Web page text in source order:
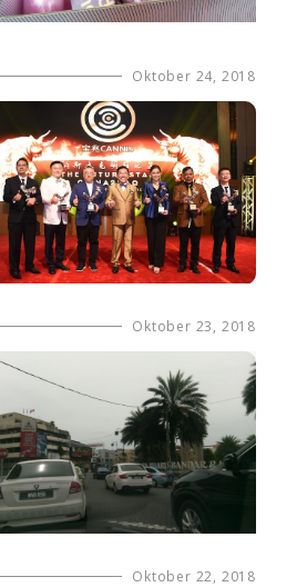
Oktober 24, 2018
Oktober 23, 2018
Oktober 22, 2018